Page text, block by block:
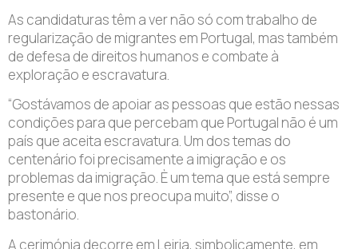
As candidaturas têm a ver não só com trabalho de
regularização de migrantes em Portugal, mas também
de defesa de direitos humanos e combate à
exploração e escravatura.
“Gostávamos de apoiar as pessoas que estão nessas
condições para que percebam que Portugal não é um
país que aceita escravatura. Um dos temas do
centenário foi precisamente a imigração e os
problemas da imigração. È um tema que está sempre
presente e que nos preocupa muito”, disse o
bastonário.
A cerimónia decorre em Leiria, simbolicamente, em